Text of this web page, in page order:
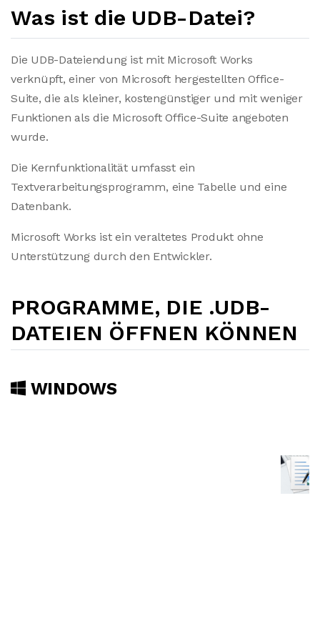
Was ist die UDB-Datei?
Die UDB-Dateiendung ist mit Microsoft Works
verknüpft, einer von Microsoft hergestellten Office-
Suite, die als kleiner, kostengünstiger und mit weniger
Funktionen als die Microsoft Office-Suite angeboten
wurde.
Die Kernfunktionalität umfasst ein
Textverarbeitungsprogramm, eine Tabelle und eine
Datenbank.
Microsoft Works ist ein veraltetes Produkt ohne
Unterstützung durch den Entwickler.
PROGRAMME, DIE .UDB-
DATEIEN ÖFFNEN KÖNNEN
WINDOWS